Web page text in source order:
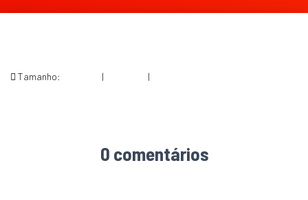
Tamanho: | |
0 comentários